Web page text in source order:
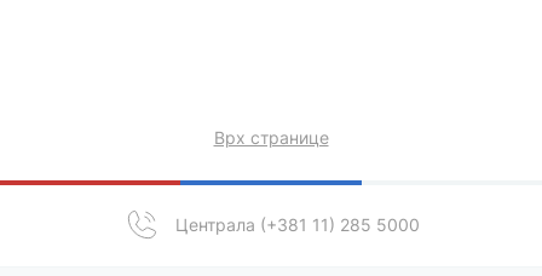
Централа (+381 11) 285 5000
Врх странице